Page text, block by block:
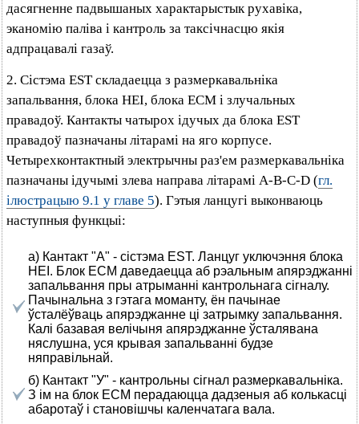
дасягненне падвышаных характарыстык рухавіка,
эканомію паліва і кантроль за таксічнасцю якія
адпрацавалі газаў.
2. Сістэма EST складаецца з размеркавальніка
запальвання, блока HEI, блока ЕСМ і злучальных
правадоў. Кантакты чатырох ідучых да блока EST
правадоў пазначаны літарамі на яго корпусе.
Четырехконтактный электрычны раз'ем размеркавальніка
пазначаны ідучымі злева направа літарамі A-B-C-D (гл.
ілюстрацыю 9.1 у главе 5). Гэтыя ланцугі выконваюць
наступныя функцыі:
а) Кантакт "А" - сістэма EST. Ланцуг уключэння блока
HEI. Блок ЕСМ даведаецца аб рэальным апярэджанні
запальвання пры атрыманні кантрольнага сігналу.
Пачынальна з гэтага моманту, ён пачынае
ўсталёўваць апярэджанне ці затрымку запальвання.
Калі базавая велічыня апярэджанне ўсталявана
няслушна, уся крывая запальванні будзе
няправільнай.
б) Кантакт "У" - кантрольны сігнал размеркавальніка.
З ім на блок ЕСМ перадаюцца дадзеныя аб колькасці
абаротаў і становішчы каленчатага вала.